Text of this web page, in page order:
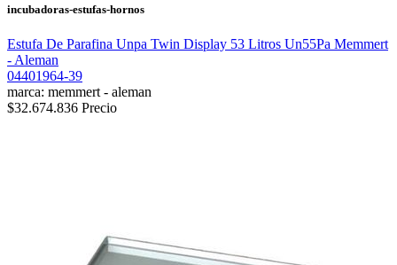
incubadoras-estufas-hornos
Estufa De Parafina Unpa Twin Display 53 Litros Un55Pa Memmert
- Aleman
04401964-39
marca: memmert - aleman
$32.674.836 Precio